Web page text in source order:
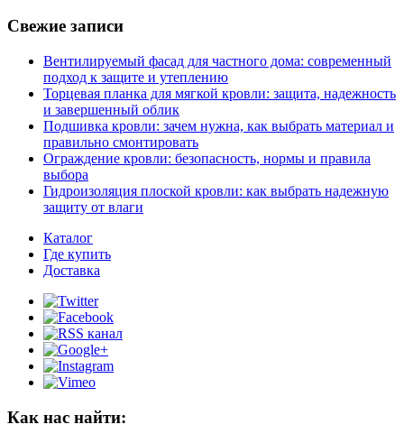
Свежие записи
Вентилируемый фасад для частного дома: современный
подход к защите и утеплению
Торцевая планка для мягкой кровли: защита, надежность
и завершенный облик
Подшивка кровли: зачем нужна, как выбрать материал и
правильно смонтировать
Ограждение кровли: безопасность, нормы и правила
выбора
Гидроизоляция плоской кровли: как выбрать надежную
защиту от влаги
Каталог
Где купить
Доставка
Как нас найти: